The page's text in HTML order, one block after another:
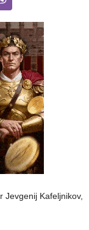
Jevgenij Kafeljnikov,